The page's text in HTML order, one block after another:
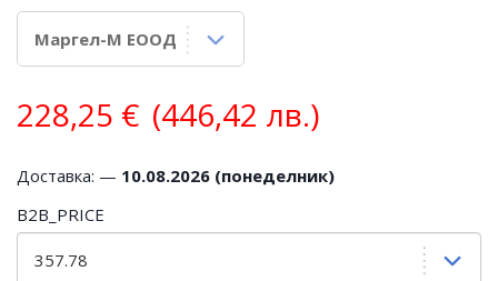
228,25 € (446,42 лв.)
Доставка: — 10.08.2026 (понеделник)
B2B_PRICE